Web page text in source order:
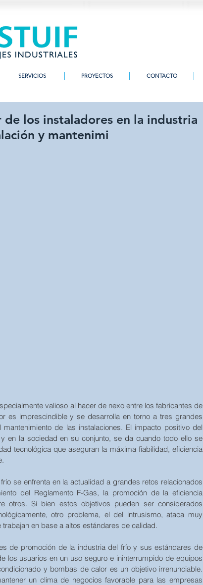
SERVICIOS PROYECTOS CONTACTO
de los instaladores en la industria
y mantenimi
valioso al hacer de nexo entre los fabricantes de
es imprescindible y se desarrolla en torno a tres grandes
de las instalaciones. El impacto positivo del
en la sociedad en su conjunto, se da cuando todo ello se
tecnológica que aseguran la máxima fiabilidad, eficiencia
se enfrenta en la actualidad a grandes retos relacionados
del Reglamento F-Gas, la promoción de la eficiencia
otros. Si bien estos objetivos pueden ser considerados
otro problema, el del intrusismo, ataca muy
en base a altos estándares de calidad.
de promoción de la industria del frío y sus estándares de
los usuarios en un uso seguro e ininterrumpido de equipos
y bombas de calor es un objetivo irrenunciable.
un clima de negocios favorable para las empresas